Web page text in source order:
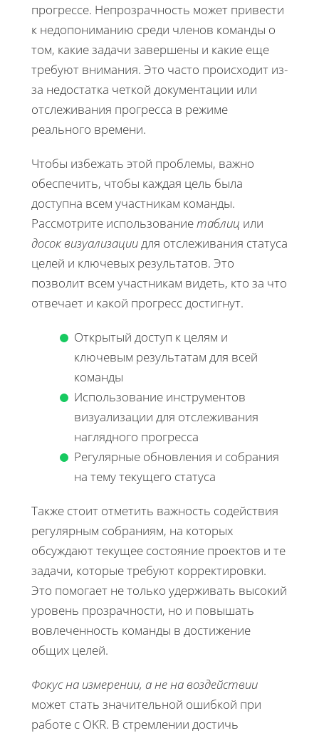
прогрессе. Непрозрачность может привести
к недопониманию среди членов команды о
том, какие задачи завершены и какие еще
требуют внимания. Это часто происходит из-
за недостатка четкой документации или
отслеживания прогресса в режиме
реального времени.
Чтобы избежать этой проблемы, важно
обеспечить, чтобы каждая цель была
доступна всем участникам команды.
Рассмотрите использование таблиц или
досок визуализации для отслеживания статуса
целей и ключевых результатов. Это
позволит всем участникам видеть, кто за что
отвечает и какой прогресс достигнут.
Открытый доступ к целям и
ключевым результатам для всей
команды
Использование инструментов
визуализации для отслеживания
наглядного прогресса
Регулярные обновления и собрания
на тему текущего статуса
Также стоит отметить важность содействия
регулярным собраниям, на которых
обсуждают текущее состояние проектов и те
задачи, которые требуют корректировки.
Это помогает не только удерживать высокий
уровень прозрачности, но и повышать
вовлеченность команды в достижение
общих целей.
Фокус на измерении, а не на воздействии
может стать значительной ошибкой при
работе с OKR. В стремлении достичь